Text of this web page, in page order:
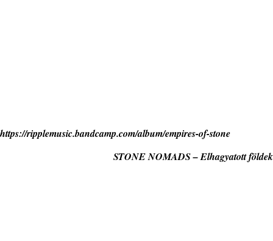
https://ripplemusic.bandcamp.com/album/empires-of-stone
STONE NOMADS – Elhagyatott földek